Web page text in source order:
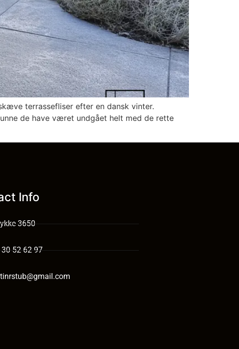
terrassefliser efter en dansk vinter.
de have været undgået helt med de rette
Info
3650
52 62 97